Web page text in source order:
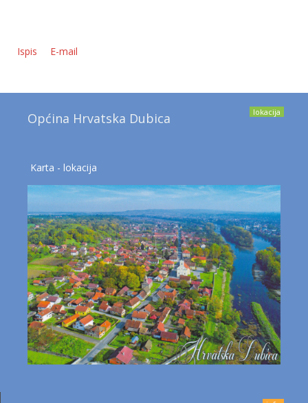
Ispis E-mail
lokacija
Općina Hrvatska Dubica
Karta - lokacija